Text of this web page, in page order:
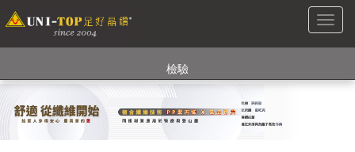
Toggle
銅銀鍺元素融合紗線，長效抗菌除臭! 全程MIT製造，通過多項國際
檢驗
【快來點我】H型銅銀纖維長效PP能量護膝! 支撐. 包覆感. 超透氣.
循環好